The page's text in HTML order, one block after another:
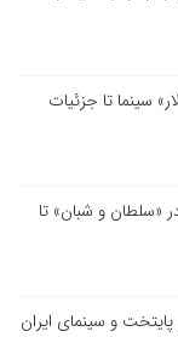
سینما تا جزئیات
و شبان» تا
پایتخت و سینمای ایران